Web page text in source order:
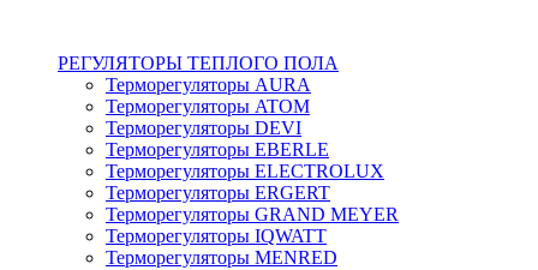
РЕГУЛЯТОРЫ ТЕПЛОГО ПОЛА
Терморегуляторы AURA
Терморегуляторы ATOM
Терморегуляторы DEVI
Терморегуляторы EBERLE
Терморегуляторы ELECTROLUX
Терморегуляторы ERGERT
Терморегуляторы GRAND MEYER
Терморегуляторы IQWATT
Терморегуляторы MENRED